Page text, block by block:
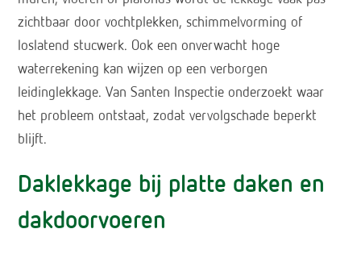
zichtbaar door vochtplekken, schimmelvorming of
loslatend stucwerk. Ook een onverwacht hoge
waterrekening kan wijzen op een verborgen
leidinglekkage. Van Santen Inspectie onderzoekt waar
het probleem ontstaat, zodat vervolgschade beperkt
blijft.
Daklekkage bij platte daken en
dakdoorvoeren